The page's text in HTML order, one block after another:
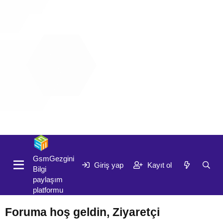
GsmGezgini
Bilgi
paylaşım
platformu
Giriş yap Kayıt ol
Foruma hoş geldin, Ziyaretçi